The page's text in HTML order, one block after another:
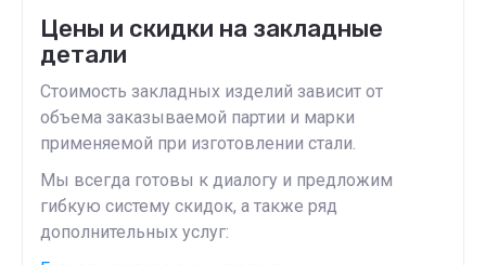
Цены и скидки на закладные
детали
Стоимость закладных изделий зависит от
объема заказываемой партии и марки
применяемой при изготовлении стали.
Мы всегда готовы к диалогу и предложим
гибкую систему скидок, а также ряд
дополнительных услуг: